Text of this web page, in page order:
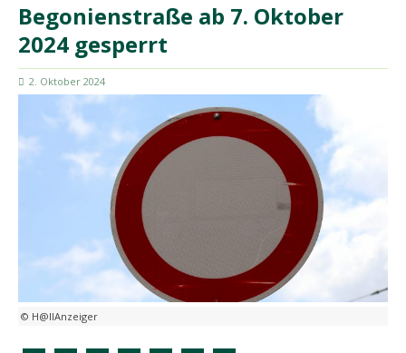
Begonienstraße ab 7. Oktober
2024 gesperrt
2. Oktober 2024
© H@llAnzeiger